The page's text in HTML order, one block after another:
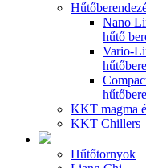
Nano
hűtő
Vario-
KKT magma
KKT Chillers
Hűtőtornyok